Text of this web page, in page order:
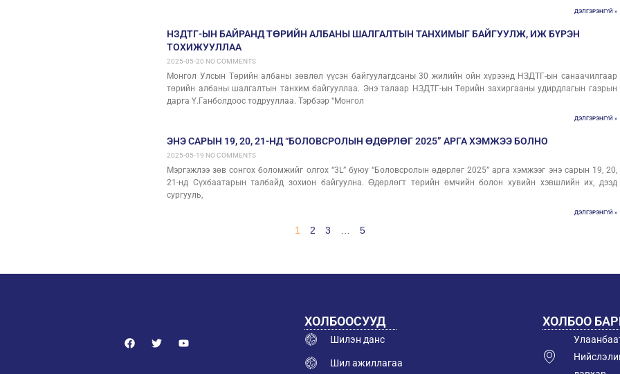
ДЭЛГЭРЭНГҮЙ »
НЗДТГ-ЫН БАЙРАНД ТӨРИЙН АЛБАНЫ ШАЛГАЛТЫН ТАНХИМЫГ БАЙГУУЛЖ, ИЖ БҮРЭН
ТОХИЖУУЛЛАА
2025-05-20 NO COMMENTS
Монгол Улсын Төрийн албаны зөвлөл үүсэн байгуулагдсаны 30 жилийн ойн хүрээнд НЗДТГ-ын санаачилгаар
төрийн албаны шалгалтын танхим байгууллаа. Энэ талаар НЗДТГ-ын Төрийн захиргааны удирдлагын газрын
дарга Ү.Ганболдоос тодрууллаа. Тэрбээр “Монгол
ДЭЛГЭРЭНГҮЙ »
ЭНЭ САРЫН 19, 20, 21-НД “БОЛОВСРОЛЫН ӨДӨРЛӨГ 2025” АРГА ХЭМЖЭЭ БОЛНО
2025-05-19 NO COMMENTS
Мэргэжлээ зөв сонгох боломжийг олгох “3L” буюу “Боловсролын өдөрлөг 2025” арга хэмжээг энэ сарын 19, 20,
21-нд Сүхбаатарын талбайд зохион байгуулна. Өдөрлөгт төрийн өмчийн болон хувийн хэвшлийн их, дээд
сургууль,
ДЭЛГЭРЭНГҮЙ »
1 2 3 5
ХОЛБООСУУД
Шилэн данс
Шил ажиллагаа
ХОЛБОО